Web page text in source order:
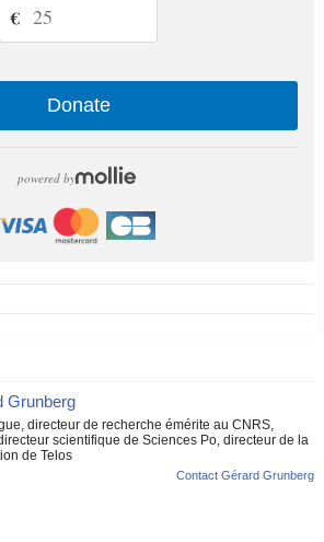
€
Donate
powered by
Grunberg
directeur de recherche émérite au CNRS,
scientifique de Sciences Po, directeur de la
de Telos
Contact Gérard Grunberg